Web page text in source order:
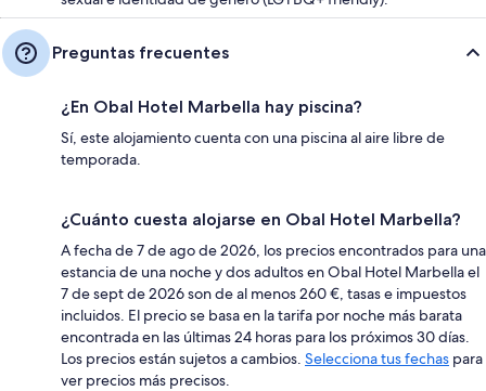
Preguntas frecuentes
¿En Obal Hotel Marbella hay piscina?
Sí, este alojamiento cuenta con una piscina al aire libre de
temporada.
¿Cuánto cuesta alojarse en Obal Hotel Marbella?
A fecha de 7 de ago de 2026, los precios encontrados para una
estancia de una noche y dos adultos en Obal Hotel Marbella el
7 de sept de 2026 son de al menos 260 €, tasas e impuestos
incluidos. El precio se basa en la tarifa por noche más barata
encontrada en las últimas 24 horas para los próximos 30 días.
Los precios están sujetos a cambios. Selecciona tus fechas para
ver precios más precisos.